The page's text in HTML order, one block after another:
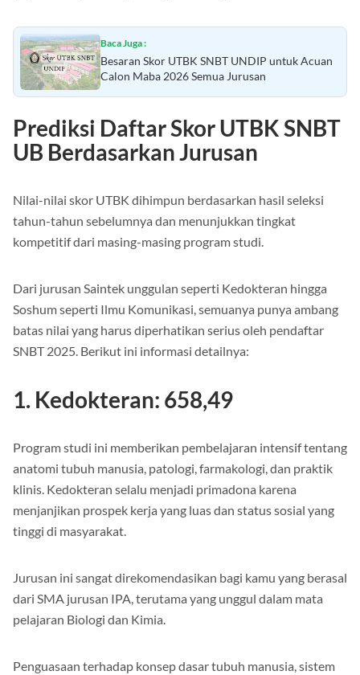
Baca Juga :
Besaran Skor UTBK SNBT UNDIP untuk Acuan
Calon Maba 2026 Semua Jurusan
Prediksi Daftar Skor UTBK SNBT
UB Berdasarkan Jurusan
Nilai-nilai skor UTBK dihimpun berdasarkan hasil seleksi
tahun-tahun sebelumnya dan menunjukkan tingkat
kompetitif dari masing-masing program studi.
Dari jurusan Saintek unggulan seperti Kedokteran hingga
Soshum seperti Ilmu Komunikasi, semuanya punya ambang
batas nilai yang harus diperhatikan serius oleh pendaftar
SNBT 2025. Berikut ini informasi detailnya:
1. Kedokteran: 658,49
Program studi ini memberikan pembelajaran intensif tentang
anatomi tubuh manusia, patologi, farmakologi, dan praktik
klinis. Kedokteran selalu menjadi primadona karena
menjanjikan prospek kerja yang luas dan status sosial yang
tinggi di masyarakat.
Jurusan ini sangat direkomendasikan bagi kamu yang berasal
dari SMA jurusan IPA, terutama yang unggul dalam mata
pelajaran Biologi dan Kimia.
Penguasaan terhadap konsep dasar tubuh manusia, sistem